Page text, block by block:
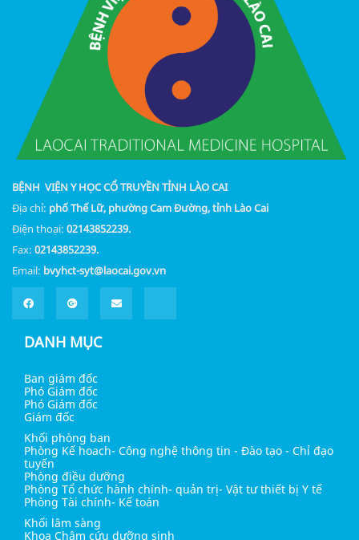
BỆNH VIỆN Y HỌC CỔ TRUYỀN TỈNH LÀO CAI
Địa chỉ: phố Thế Lữ, phường Cam Đường, tỉnh Lào Cai
Điện thoại: 02143852239.
Fax: 02143852239.
Email: bvyhct-syt@laocai.gov.vn
DANH MỤC
Ban giám đốc
Phó Giám đốc
Phó Giám đốc
Giám đốc
Khối phòng ban
Phòng Kế hoach- Công nghệ thông tin - Đào tạo - Chỉ đạo
tuyến
Phòng điều dưỡng
Phòng Tổ chức hành chính- quản trị- Vật tư thiết bị Y tế
Phòng Tài chính- Kế toán
Khối lâm sàng
Khoa Châm cứu dưỡng sinh